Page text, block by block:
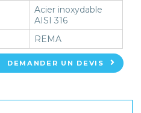
Acier inoxydable
AISI 316
REMA
DEMANDER UN DEVIS